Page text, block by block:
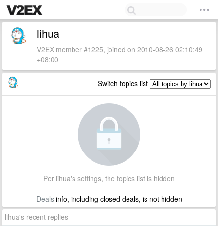
lihua
V2EX member #1225, joined on 2010-08-26 02:10:49
+08:00
Switch topics list
Per lihua's settings, the topics list is hidden
Dealsinfo, including closed deals, is not hidden
lihua's recent replies